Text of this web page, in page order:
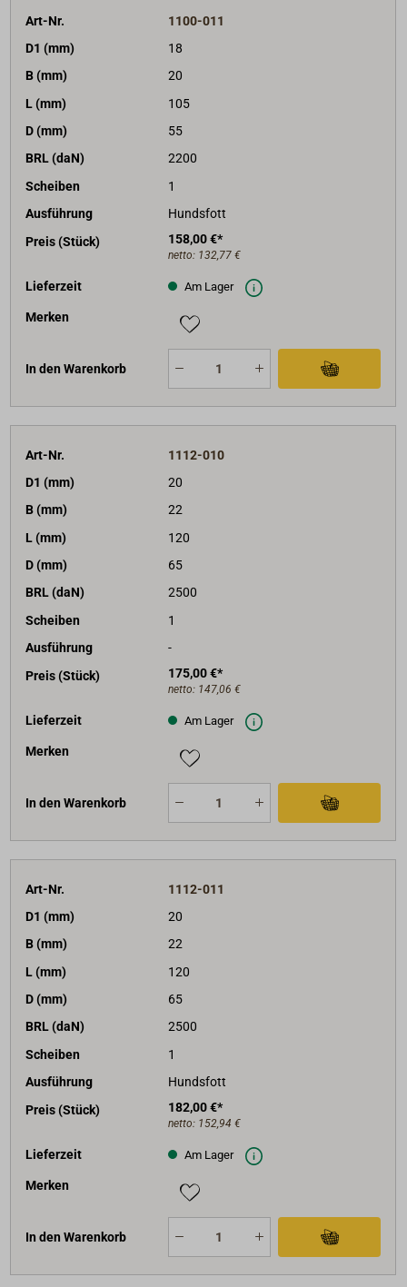
Art-Nr.
1100-011
D1 (mm)
18
B (mm)
20
L (mm)
105
D (mm)
55
BRL (daN)
2200
Scheiben
1
Ausführung
Hundsfott
Preis (Stück)
158,00 €*
netto: 132,77 €
Lieferzeit Am Lager
Merken
In den Warenkorb
Art-Nr.
1112-010
D1 (mm)
20
B (mm)
22
L (mm)
120
D (mm)
65
BRL (daN)
2500
Scheiben
1
Ausführung
-
Preis (Stück)
175,00 €*
netto: 147,06 €
Lieferzeit Am Lager
Merken
In den Warenkorb
Art-Nr.
1112-011
D1 (mm)
20
B (mm)
22
L (mm)
120
D (mm)
65
BRL (daN)
2500
Scheiben
1
Ausführung
Hundsfott
Preis (Stück)
182,00 €*
netto: 152,94 €
Lieferzeit Am Lager
Merken
In den Warenkorb